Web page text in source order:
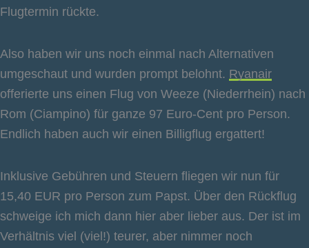
Flugtermin rückte.
Also haben wir uns noch einmal nach Alternativen
umgeschaut und wurden prompt belohnt. Ryanair
offerierte uns einen Flug von Weeze (Niederrhein) nach
Rom (Ciampino) für ganze 97 Euro-Cent pro Person.
Endlich haben auch wir einen Billigflug ergattert!
Inklusive Gebühren und Steuern fliegen wir nun für
15,40 EUR pro Person zum Papst. Über den Rückflug
schweige ich mich dann hier aber lieber aus. Der ist im
Verhältnis viel (viel!) teurer, aber nimmer noch